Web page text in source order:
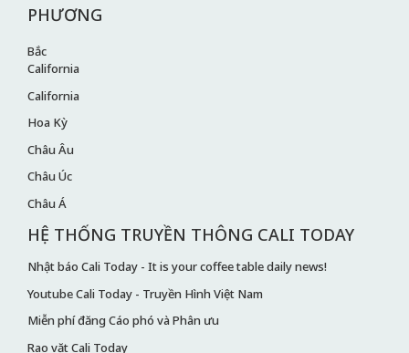
PHƯƠNG
Bắc
California
California
Hoa Kỳ
Châu Âu
Châu Úc
Châu Á
HỆ THỐNG TRUYỀN THÔNG CALI TODAY
Nhật báo Cali Today - It is your coffee table daily news!
Youtube Cali Today - Truyền Hình Việt Nam
Miễn phí đăng Cáo phó và Phân ưu
Rao vặt Cali Today